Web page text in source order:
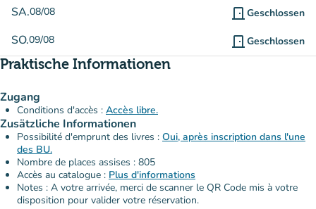
SA.08/08 door_front Geschlossen
SO.09/08 door_front Geschlossen
Praktische Informationen
Zugang
Conditions d'accès : Accès libre.
Zusätzliche Informationen
Possibilité d'emprunt des livres : Oui, après inscription dans l'une
des BU.
Nombre de places assises : 805
Accès au catalogue : Plus d'informations
Notes : A votre arrivée, merci de scanner le QR Code mis à votre
disposition pour valider votre réservation.